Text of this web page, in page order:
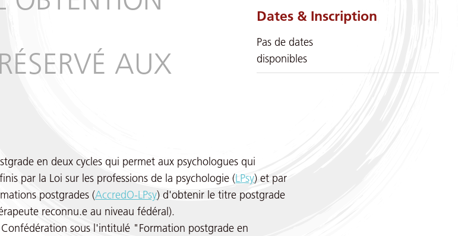
Dates & Inscription
Pas de dates
disponibles
AUX
en deux cycles qui permet aux psychologues qui
par la Loi sur les professions de la psychologie (LPsy) et par
postgrades (AccredO-LPsy) d'obtenir le titre postgrade
reconnu.e au niveau fédéral).
sous l'intitulé "Formation postgrade en